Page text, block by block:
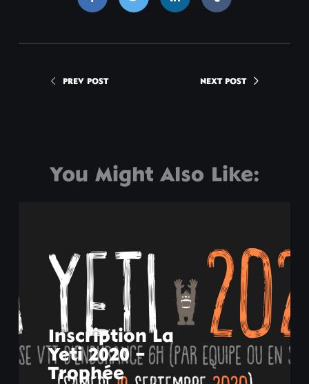
PREV POST NEXT POST
You Might Also Like:
Inscription La
Yeti 2020 –
Trophée